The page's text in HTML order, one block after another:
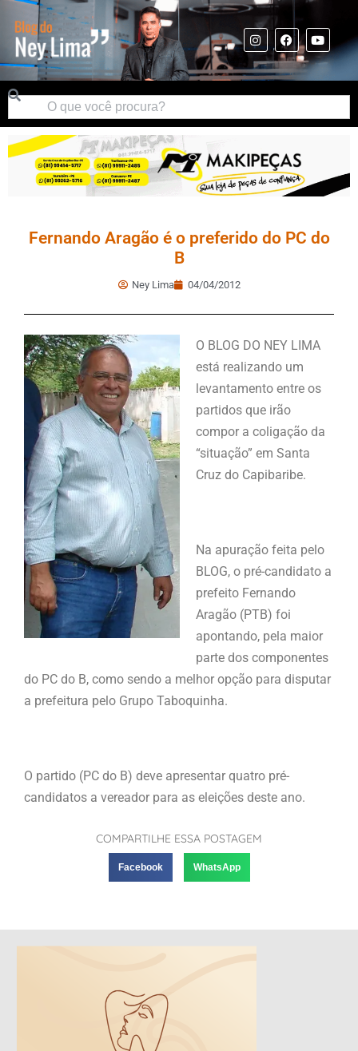
Fernando Aragão é o preferido do PC do
B
Ney Lima 04/04/2012
O BLOG DO NEY LIMA
está realizando um
levantamento entre os
partidos que irão
compor a coligação da
“situação” em Santa
Cruz do Capibaribe.
Na apuração feita pelo
BLOG, o pré-candidato a
prefeito Fernando
Aragão (PTB) foi
apontando, pela maior
parte dos componentes
do PC do B, como sendo a melhor opção para disputar
a prefeitura pelo Grupo Taboquinha.
O partido (PC do B) deve apresentar quatro pré-
candidatos a vereador para as eleições deste ano.
COMPARTILHE ESSA POSTAGEM
Facebook WhatsApp